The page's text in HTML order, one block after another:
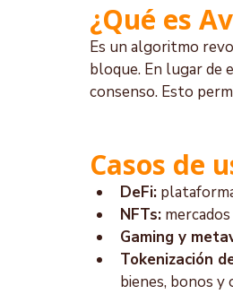
¿Qué es
Es un algoritmo
bloque. En lugar de
consenso. Esto
Casos de
DeFi:
NFTs:
Gaming y
Tokenización
bienes, bonos